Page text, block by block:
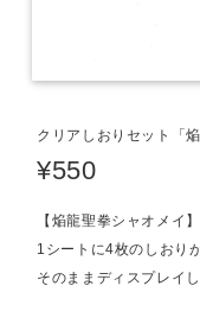
クリアしおりセット「
¥550
【焔龍聖拳シャオメイ
1シートに4枚のしおり
そのままディスプレイ